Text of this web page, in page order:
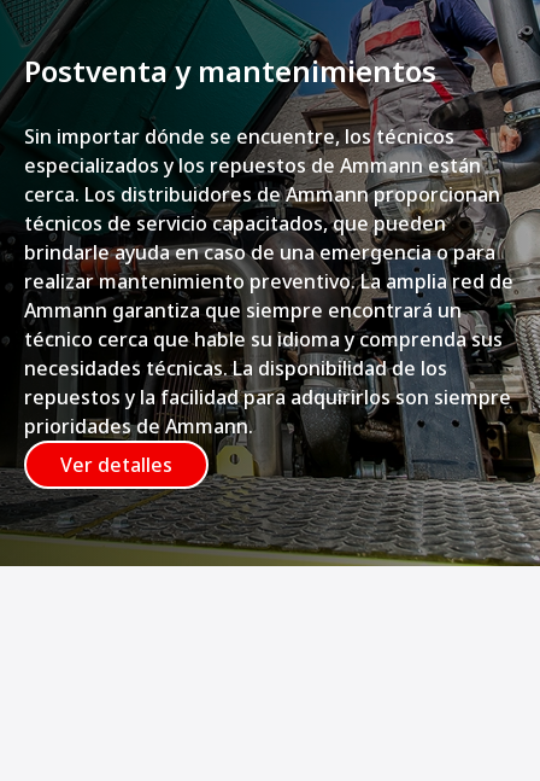
Postventa y mantenimientos
Sin importar dónde se encuentre, los técnicos
especializados y los repuestos de Ammann están
cerca. Los distribuidores de Ammann proporcionan
técnicos de servicio capacitados, que pueden
brindarle ayuda en caso de una emergencia o para
realizar mantenimiento preventivo. La amplia red de
Ammann garantiza que siempre encontrará un
técnico cerca que hable su idioma y comprenda sus
necesidades técnicas. La disponibilidad de los
repuestos y la facilidad para adquirirlos son siempre
prioridades de Ammann.
Ver detalles